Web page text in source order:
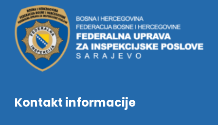
Kontakt informacije